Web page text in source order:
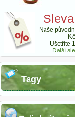
Naše
Kč
Ušetříte
Další
Tagy